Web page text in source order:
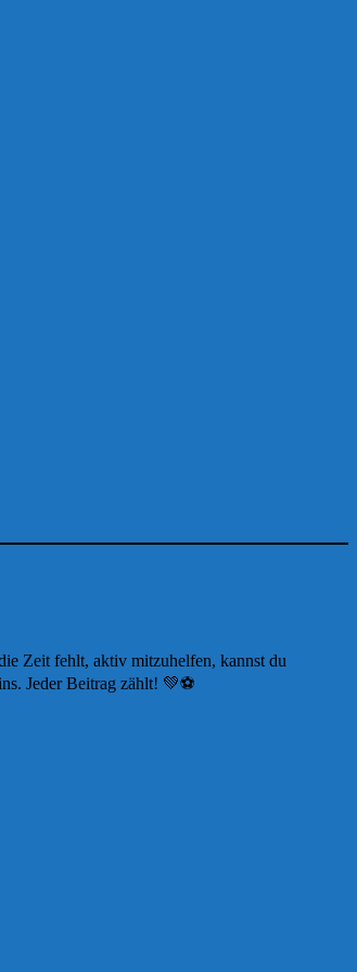
Zeit fehlt, aktiv mitzuhelfen, kannst du
Jeder Beitrag zählt! 💚⚽